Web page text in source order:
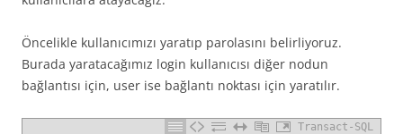
Öncelikle kullanıcımızı yaratıp parolasını belirliyoruz.
Burada yaratacağımız login kullanıcısı diğer nodun
bağlantısı için, user ise bağlantı noktası için yaratılır.
Transact-SQL